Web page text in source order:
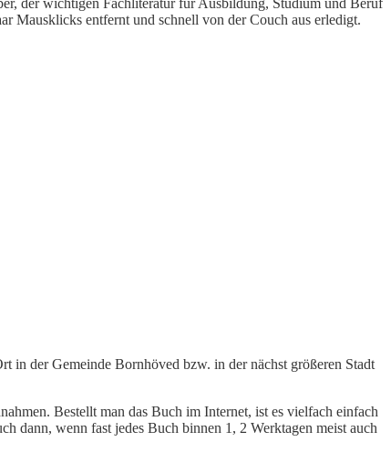
Mausklicks entfernt und schnell von der Couch aus erledigt.
in der Gemeinde Bornhöved bzw. in der nächst größeren Stadt
Bestellt man das Buch im Internet, ist es vielfach einfach
dann, wenn fast jedes Buch binnen 1, 2 Werktagen meist auch